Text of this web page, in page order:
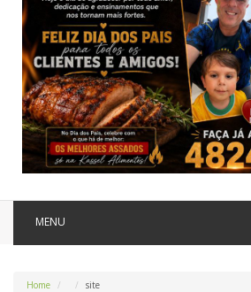
MENU
Home site